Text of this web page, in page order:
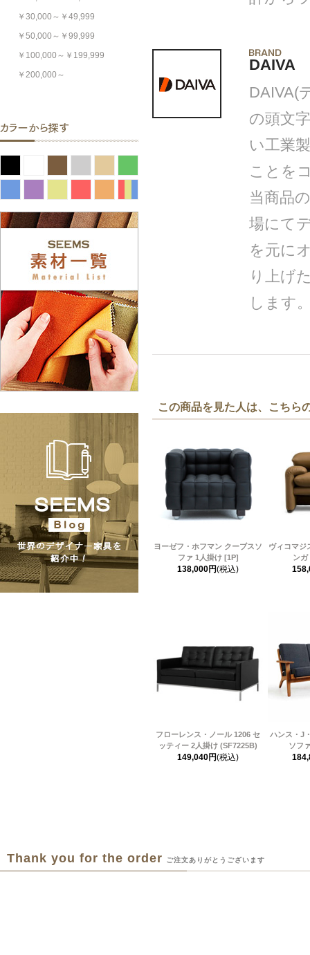
￥30,000～￥49,999
￥50,000～￥99,999
￥100,000～￥199,999
￥200,000～
DAIVA
DAIVA(
の頭文
い工業
ことを
当商品
場にて
を元に
り上げ
します
この商品を見た人は、こちら
ヨーゼフ・ホフマン クーブスソ
ファ 1人掛け [1P]
138,000円(税込)
ヴィコマジ
ンガ
フローレンス・ノール 1206 セ
ッティー 2人掛け (SF7225B)
149,040円(税込)
ハンス・J
ソフ
Thank you for the order ご注文ありがとうございます